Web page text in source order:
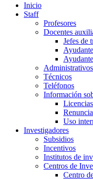
Inicio
Staff
Profesores
Docentes
Jefes de
Administrativos
Técnicos
Teléfonos
Información
Uso
Investigadores
Subsidios
Incentivos
Institutos de
Centros de
Centro